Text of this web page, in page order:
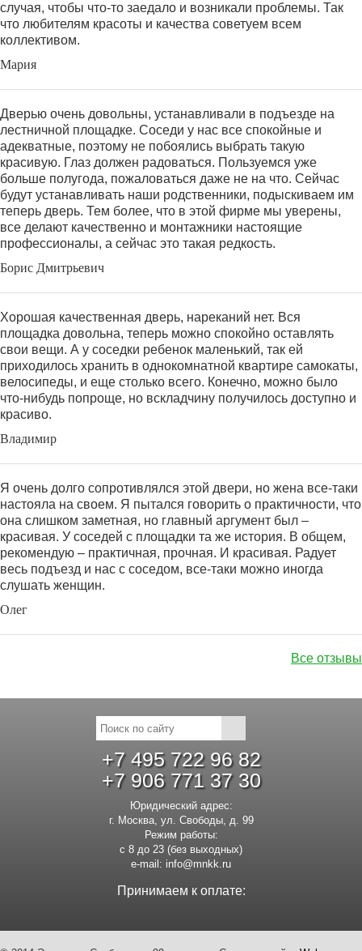
случая, чтобы что-то заедало и возникали проблемы. Так
что любителям красоты и качества советуем всем
коллективом.
Мария
Дверью очень довольны, устанавливали в подъезде на
лестничной площадке. Соседи у нас все спокойные и
адекватные, поэтому не побоялись выбрать такую
красивую. Глаз должен радоваться. Пользуемся уже
больше полугода, пожаловаться даже не на что. Сейчас
будут устанавливать наши родственники, подыскиваем им
теперь дверь. Тем более, что в этой фирме мы уверены,
все делают качественно и монтажники настоящие
профессионалы, а сейчас это такая редкость.
Борис Дмитрьевич
Хорошая качественная дверь, нареканий нет. Вся
площадка довольна, теперь можно спокойно оставлять
свои вещи. А у соседки ребенок маленький, так ей
приходилось хранить в однокомнатной квартире самокаты,
велосипеды, и еще столько всего. Конечно, можно было
что-нибудь попроще, но вскладчину получилось доступно и
красиво.
Владимир
Я очень долго сопротивлялся этой двери, но жена все-таки
настояла на своем. Я пытался говорить о практичности, что
она слишком заметная, но главный аргумент был –
красивая. У соседей с площадки та же история. В общем,
рекомендую – практичная, прочная. И красивая. Радует
весь подъезд и нас с соседом, все-таки можно иногда
слушать женщин.
Олег
Все отзывы
+7 495 722 96 82
+7 906 771 37 30
Юридический адрес:
г. Москва, ул. Свободы, д. 99
Режим работы:
с 8 до 23 (без выходных)
e-mail: info@mnkk.ru
Принимаем к оплате: